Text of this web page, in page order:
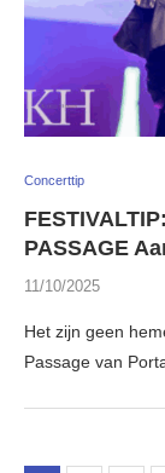
Concerttip
PASSAGE
11/10/2025
Het zijn geen
Passage van